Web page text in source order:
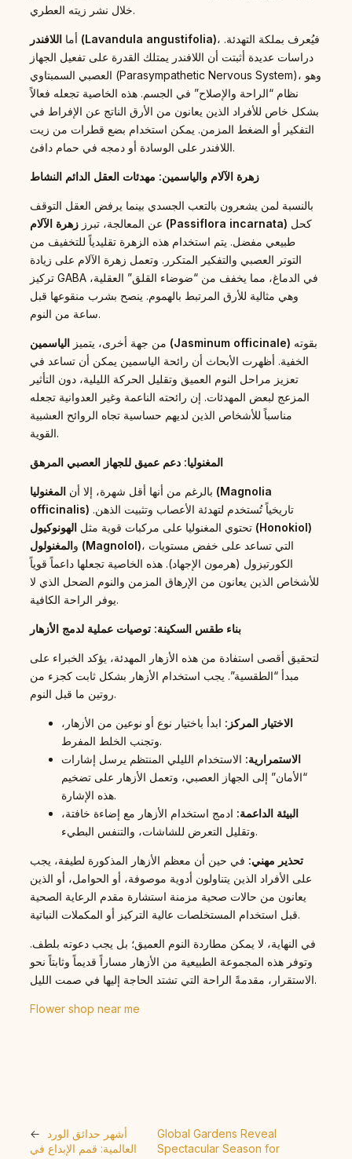
خلال نشر زيته العطري.
أما اللافندر (Lavandula angustifolia)، فيُعرف بملكة التهدئة.
دراسات عديدة أثبتت أن اللافندر يمتلك القدرة على تفعيل الجهاز
العصبي السمبتاوي (Parasympathetic Nervous System)، وهو
نظام “الراحة والإصلاح” في الجسم. هذه الخاصية تجعله فعالاً
بشكل خاص للأفراد الذين يعانون من الأرق الناتج عن الإفراط في
التفكير أو الضغط المزمن. يمكن استخدام بضع قطرات من زيت
اللافندر على الوسادة أو دمجه في حمام دافئ.
زهرة الآلام والياسمين: مهدئات العقل الدائم النشاط
بالنسبة لمن يشعرون بالتعب الجسدي بينما يرفض العقل التوقف
عن المعالجة، تبرز زهرة الآلام (Passiflora incarnata)
طبيعي مفضل. يتم استخدام هذه الزهرة تقليدياً للتخفيف من
التوتر العصبي والتفكير المتكرر. وتعمل زهرة الآلام على زيادة
تركيز GABA في الدماغ، مما يخفف من “ضوضاء القلق” العقلية،
وهي مثالية للأرق المرتبط بالهموم. ينصح بشرب منقوعها قبل
ساعة من النوم.
من جهة أخرى، يتميز الياسمين (Jasminum officinale)
الخفية. أظهرت الأبحاث أن رائحة الياسمين يمكن أن تساعد في
تعزيز مراحل النوم العميق وتقليل الحركة الليلية، دون التأثير
المزعج لبعض المهدئات. إن رائحته الناعمة وغير العدوانية تجعله
مناسباً للأشخاص الذين لديهم حساسية تجاه الروائح العشبية
القوية.
المغنوليا: دعم عميق للجهاز العصبي المرهق
بالرغم من أنها أقل شهرة، إلا أن المغنوليا (Magnolia
officinalis)
تحتوي المغنوليا على مركبات قوية مثل الهونوكيول (Honokiol)
و المغنولول (Magnolol)، التي تساعد على خفض مستويات
الكورتيزول (هرمون الإجهاد). هذه الخاصية تجعلها داعماً قوياً
للأشخاص الذين يعانون من الإرهاق المزمن والنوم الضحل الذي لا
يوفر الراحة الكافية.
بناء طقس السكينة: توصيات عملية لدمج الأزهار
لتحقيق أقصى استفادة من هذه الأزهار المهدئة، يؤكد الخبراء على
مبدأ “الطقسية”. يجب استخدام الأزهار بشكل ثابت كجزء من
روتين ما قبل النوم.
الاختيار المركز: ابدأ باختيار نوع أو نوعين من الأزهار،
وتجنب الخلط المفرط.
الاستمرارية: الاستخدام الليلي المنتظم يرسل إشارات
“الأمان” إلى الجهاز العصبي، وتعمل الأزهار على تضخيم
هذه الإشارة.
البيئة الداعمة: ادمج استخدام الأزهار مع إضاءة خافتة،
وتقليل التعرض للشاشات، والتنفس البطيء.
تحذير مهني: في حين أن معظم الأزهار المذكورة لطيفة، يجب
على الأفراد الذين يتناولون أدوية موصوفة، أو الحوامل، أو الذين
يعانون من حالات صحية مزمنة استشارة مقدم الرعاية الصحية
قبل استخدام المستخلصات عالية التركيز أو المكملات النباتية.
في النهاية، لا يمكن مطاردة النوم العميق؛ بل يجب دعوته بلطف.
وتوفر هذه المجموعة الطبيعية من الأزهار مساراً قديماً وثابتاً نحو
الاستقرار، مقدمةً الراحة التي تشتد الحاجة إليها في صمت الليل.
Flower shop near me
←
أشهر حدائق الورد
العالمية: قمم الإبداع في
Global Gardens Reveal
Spectacular Season for